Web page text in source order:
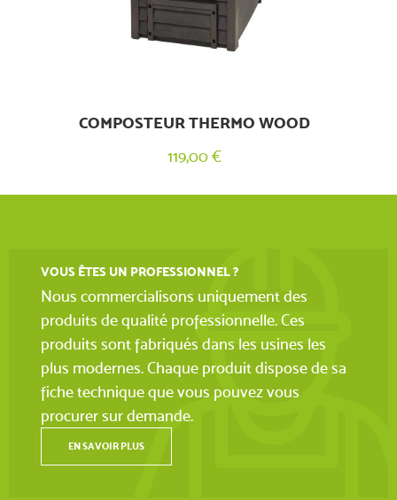
COMPOSTEUR THERMO WOOD
119,00 €
VOUS ÊTES UN PROFESSIONNEL ?
Nous commercialisons uniquement des
produits de qualité professionnelle. Ces
produits sont fabriqués dans les usines les
plus modernes. Chaque produit dispose de sa
fiche technique que vous pouvez vous
procurer sur demande.
EN SAVOIR PLUS